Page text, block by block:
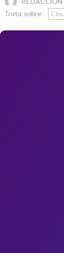
Trata sobre: